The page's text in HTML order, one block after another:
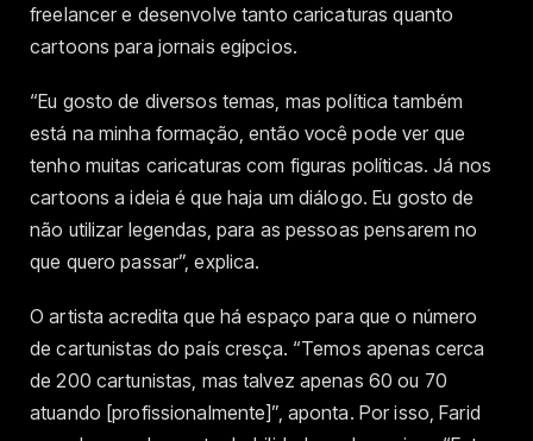
freelancer e desenvolve tanto caricaturas quanto
cartoons para jornais egípcios.
“Eu gosto de diversos temas, mas política também
está na minha formação, então você pode ver que
tenho muitas caricaturas com figuras políticas. Já nos
cartoons a ideia é que haja um diálogo. Eu gosto de
não utilizar legendas, para as pessoas pensarem no
que quero passar”, explica.
O artista acredita que há espaço para que o número
de cartunistas do país cresça. “Temos apenas cerca
de 200 cartunistas, mas talvez apenas 60 ou 70
atuando [profissionalmente]”, aponta. Por isso, Farid